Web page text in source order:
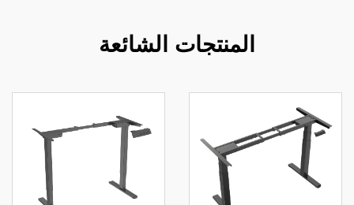
المنتجات الشائعة